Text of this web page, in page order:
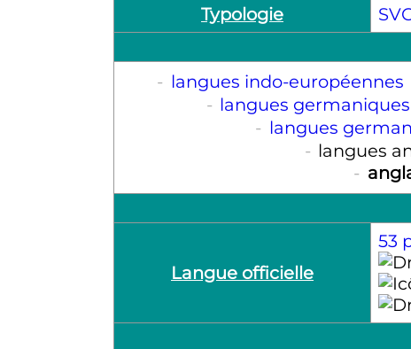
Typologie
- langues indo-européennes
- langues germaniques
- langues
- langues
-
Langue officielle
53